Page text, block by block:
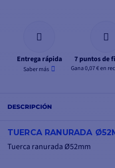
Entrega rápida
Saber más
7 puntos de
Gana 0,07 € en
DESCRIPCIÓN
TUERCA RANURADA
Tuerca ranurada Ø52mm